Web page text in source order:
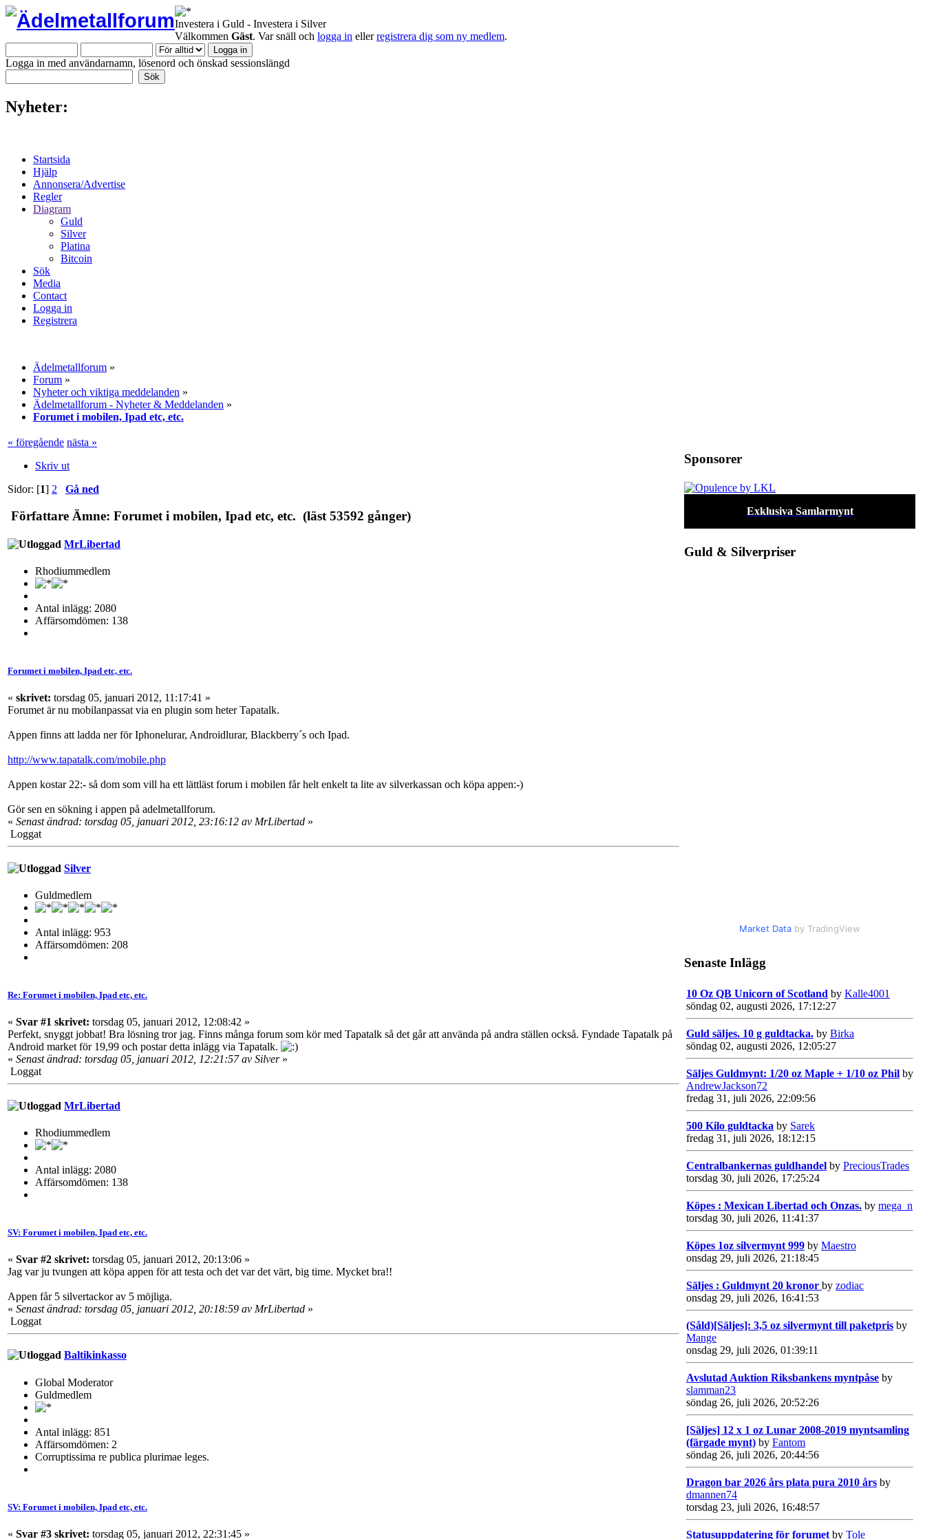
Investera i Guld - Investera i Silver
Välkommen Gäst. Var snäll och logga in ellerregistrera dig som ny medlem.
Logga in med användarnamn, lösenord och önskad sessionslängd
Nyheter:
Startsida
Hjälp
Annonsera/Advertise
Regler
Diagram
Guld
Silver
Platina
Bitcoin
Sök
Media
Contact
Logga in
Registrera
Ädelmetallforum »
Forum »
Nyheter och viktiga meddelanden »
Ädelmetallforum - Nyheter & Meddelanden »
Forumet i mobilen, Ipad etc, etc.
« föregående nästa »
Skriv ut
Sidor: [1] 2 Gå ned
Författare Ämne: Forumet i mobilen, Ipad etc, etc. (läst 53592 gånger)
MrLibertad
Rhodiummedlem
Antal inlägg: 2080
Affärsomdömen: 138
Forumet i mobilen, Ipad etc, etc.
« skrivet: torsdag 05, januari 2012, 11:17:41 »
Forumet är nu mobilanpassat via en plugin som heter Tapatalk.
Appen finns att ladda ner för Iphonelurar, Androidlurar, Blackberry´s och Ipad.
http://www.tapatalk.com/mobile.php
Appen kostar 22:- så dom som vill ha ett lättläst forum i mobilen får helt enkelt ta lite av silverkassan och köpa appen:-)
Gör sen en sökning i appen på adelmetallforum.
« Senast ändrad: torsdag 05, januari 2012, 23:16:12 av MrLibertad »
Loggat
Silver
Guldmedlem
Antal inlägg: 953
Affärsomdömen: 208
Re: Forumet i mobilen, Ipad etc, etc.
« Svar #1 skrivet: torsdag 05, januari 2012, 12:08:42 »
Perfekt, snyggt jobbat! Bra lösning tror jag. Finns många forum som kör med Tapatalk så det går att använda på andra ställen också. Fyndade Tapatalk på
Android market för 19,99 och postar detta inlägg via Tapatalk.
« Senast ändrad: torsdag 05, januari 2012, 12:21:57 av Silver»
Loggat
MrLibertad
Rhodiummedlem
Antal inlägg: 2080
Affärsomdömen: 138
SV: Forumet i mobilen, Ipad etc, etc.
« Svar #2 skrivet: torsdag 05, januari 2012, 20:13:06 »
Jag var ju tvungen att köpa appen för att testa och det var det värt, big time. Mycket bra!!
Appen får 5 silvertackor av 5 möjliga.
« Senast ändrad: torsdag 05, januari 2012, 20:18:59 av MrLibertad »
Loggat
Baltikinkasso
Global Moderator
Guldmedlem
Antal inlägg: 851
Affärsomdömen: 2
Corruptissima re publica plurimae leges.
SV: Forumet i mobilen, Ipad etc, etc.
« Svar #3 skrivet: torsdag 05, januari 2012, 22:31:45 »
Sponsorer
Exklusiva Samlarmynt
Guld & Silverpriser
Market Data by TradingView
Senaste Inlägg
10 Oz QB Unicorn of Scotland by Kalle4001
söndag 02, augusti 2026, 17:12:27
Guld säljes. 10 g guldtacka. by Birka
söndag 02, augusti 2026, 12:05:27
Säljes Guldmynt: 1/20 oz Maple + 1/10 oz Phil by
AndrewJackson72
fredag 31, juli 2026, 22:09:56
500 Kilo guldtacka by Sarek
fredag 31, juli 2026, 18:12:15
Centralbankernas guldhandel by PreciousTrades
torsdag 30, juli 2026, 17:25:24
Köpes : Mexican Libertad och Onzas. by mega_n
torsdag 30, juli 2026, 11:41:37
Köpes 1oz silvermynt 999 by Maestro
onsdag 29, juli 2026, 21:18:45
Säljes : Guldmynt 20 kronor by zodiac
onsdag 29, juli 2026, 16:41:53
(Såld)[Säljes]: 3,5 oz silvermynt till paketpris by
Mange
onsdag 29, juli 2026, 01:39:11
Avslutad Auktion Riksbankens myntpåse by
slamman23
söndag 26, juli 2026, 20:52:26
[Säljes] 12 x 1 oz Lunar 2008-2019 myntsamling
(färgade mynt) by Fantom
söndag 26, juli 2026, 20:44:56
Dragon bar 2026 års plata pura 2010 års by
dmannen74
torsdag 23, juli 2026, 16:48:57
Statusuppdatering för forumet by Tole